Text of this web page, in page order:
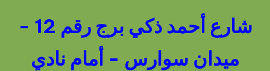
شارع أحمد ذكي برج رقم 12 -
ميدان سوارس - أمام نادي